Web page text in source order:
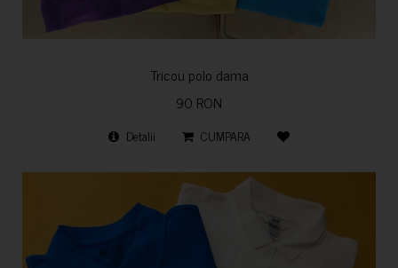
Tricou polo dama
90 RON
Detalii CUMPARA